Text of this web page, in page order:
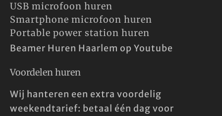
USB microfoon huren
Smartphone microfoon huren
Portable power station huren
Beamer Huren Haarlem op Youtube
Voordelen huren
Wij hanteren een extra voordelig
weekendtarief: betaal één dag voor